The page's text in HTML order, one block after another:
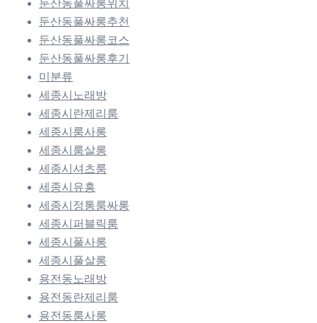
둔산동풀싸롱위치
둔산동풀싸롱추천
둔산동풀싸롱코스
둔산동풀싸롱후기
미분류
세종시노래방
세종시란제리룸
세종시룸사롱
세종시룸살롱
세종시셔츠룸
세종시유흥
세종시정통룸싸롱
세종시퍼블릭룸
세종시풀사롱
세종시풀살롱
용전동노래방
용전동란제리룸
용전동룸사롱